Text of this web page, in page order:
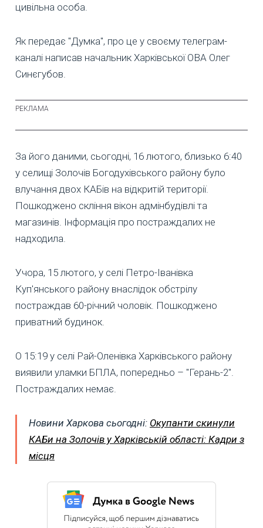
цивільна особа.
Як передає "Думка", про це у своєму телеграм-
каналі написав начальник Харківської ОВА Олег
Синєгубов.
За його даними, сьогодні, 16 лютого, близько 6:40
у селищі Золочів Богодухівського району було
влучання двох КАБів на відкритій території.
Пошкоджено скління вікон адмінбудівлі та
магазинів. Інформація про постраждалих не
надходила.
Учора, 15 лютого, у селі Петро-Іванівка
Куп'янського району внаслідок обстрілу
постраждав 60-річний чоловік. Пошкоджено
приватний будинок.
О 15:19 у селі Рай-Оленівка Харківського району
виявили уламки БПЛА, попередньо – "Герань-2".
Постраждалих немає.
Новини Харкова сьогодні: Окупанти скинули
КАБи на Золочів у Харківській області: Кадри з
місця